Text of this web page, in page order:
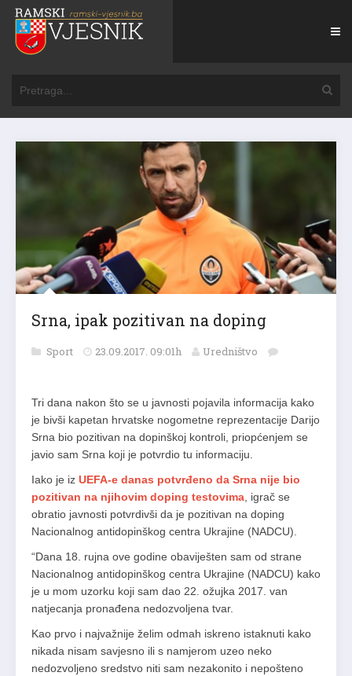
Srna, ipak pozitivan na doping
Sport 23.09.2017. 09:01h Uredništvo
Tri dana nakon što se u javnosti pojavila informacija kako
je bivši kapetan hrvatske nogometne reprezentacije Darijo
Srna bio pozitivan na dopinškoj kontroli, priopćenjem se
javio sam Srna koji je potvrdio tu informaciju.
Iako je iz UEFA-e danas potvrđeno da Srna nije bio
pozitivan na njihovim doping testovima , igrač se
obratio javnosti potvrdivši da je pozitivan na doping
Nacionalnog antidopinškog centra Ukrajine (NADCU).
“Dana 18. rujna ove godine obaviješten sam od strane
Nacionalnog antidopinškog centra Ukrajine (NADCU) kako
je u mom uzorku koji sam dao 22. ožujka 2017. van
natjecanja pronađena nedozvoljena tvar.
Kao prvo i najvažnije želim odmah iskreno istaknuti kako
nikada nisam savjesno ili s namjerom uzeo neko
nedozvoljeno sredstvo niti sam nezakonito i nepošteno